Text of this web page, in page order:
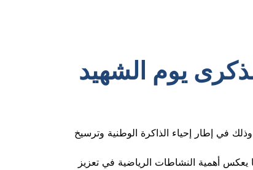
يوم الشهيد
مغنية اليوم 16 فيفري 2026، مباراة رياضية احتفالية، وذلك في إطار إحياء الذاكرة الوطنية وترسيخ
أهمية النشاطات الرياضية في تعزيز